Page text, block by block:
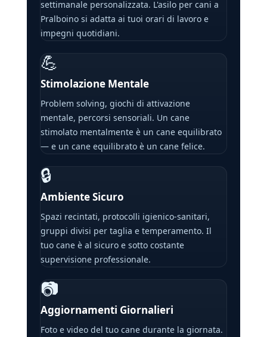
settimanale personalizzata. L'asilo per cani a
Pralboino si adatta ai tuoi orari di lavoro e
impegni quotidiani.
💪
Stimolazione Mentale
Problem solving, giochi di attivazione
mentale, percorsi sensoriali. Un cane
stimolato mentalmente è un cane equilibrato
— e un cane equilibrato è un cane felice.
🔒
Ambiente Sicuro
Spazi recintati, protocolli igienico-sanitari,
gruppi divisi per taglia e temperamento. Il
tuo cane è al sicuro e sotto costante
supervisione professionale.
📷
Aggiornamenti Giornalieri
Foto e video del tuo cane durante la giornata.